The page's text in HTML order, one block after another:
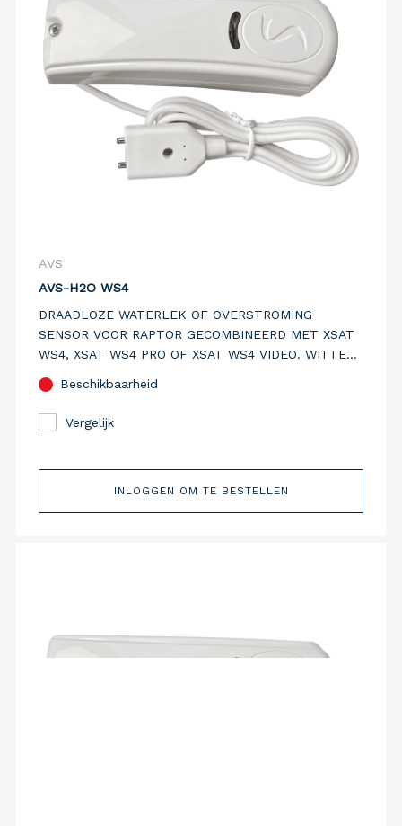
AVS
AVS-H2O WS4
DRAADLOZE WATERLEK OF OVERSTROMING
SENSOR VOOR RAPTOR GECOMBINEERD MET XSAT
WS4, XSAT WS4 PRO OF XSAT WS4 VIDEO. WITTE
Beschikbaarheid
Vergelijk
INLOGGEN OM TE BESTELLEN